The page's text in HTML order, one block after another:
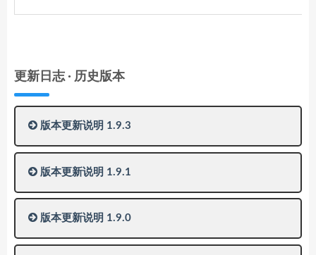
更新日志 · 历史版本
版本更新说明 1.9.3
版本更新说明 1.9.1
版本更新说明 1.9.0